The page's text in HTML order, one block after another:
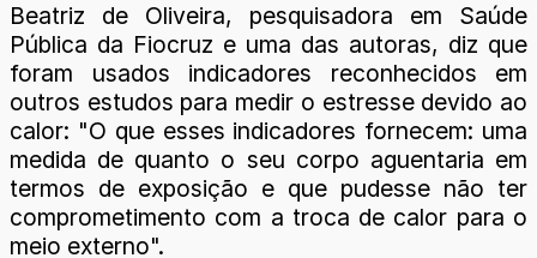
Beatriz de Oliveira, pesquisadora em Saúde
Pública da Fiocruz e uma das autoras, diz que
foram usados indicadores reconhecidos em
outros estudos para medir o estresse devido ao
calor: "O que esses indicadores fornecem: uma
medida de quanto o seu corpo aguentaria em
termos de exposição e que pudesse não ter
comprometimento com a troca de calor para o
meio externo".